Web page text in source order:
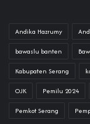
Andika Hazrumy
bawaslu banten
Kabupaten Serang
OJK Pemilu 2024
Pemkot Serang